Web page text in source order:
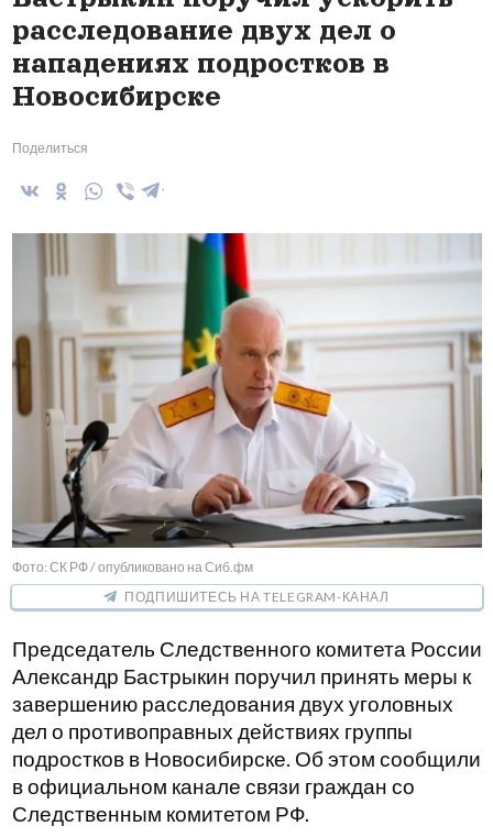
расследование двух дел о
нападениях подростков в
Новосибирске
Поделиться
Фото: СК РФ / опубликовано на Сиб.фм
ПОДПИШИТЕСЬ НА TELEGRAM-КАНАЛ
Председатель Следственного комитета России
Александр Бастрыкин поручил принять меры к
завершению расследования двух уголовных
дел о противоправных действиях группы
подростков в Новосибирске. Об этом сообщили
в официальном канале связи граждан со
Следственным комитетом РФ.